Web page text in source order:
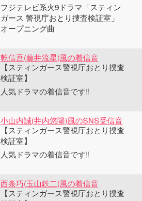
フジテレビ系火9ドラマ「スティン
ガース 警視庁おとり捜査検証室」
オープニング曲
乾信吾(藤井流星)風の着信音
【スティンガース警視庁おとり捜査
検証室】
人気ドラマの着信音です!!
小山内誠(井内悠陽)風のSNS受信音
【スティンガース警視庁おとり捜査
検証室】
人気ドラマの着信音です!!
西条巧(玉山鉄二)風の着信音
【スティンガース警視庁おとり捜査